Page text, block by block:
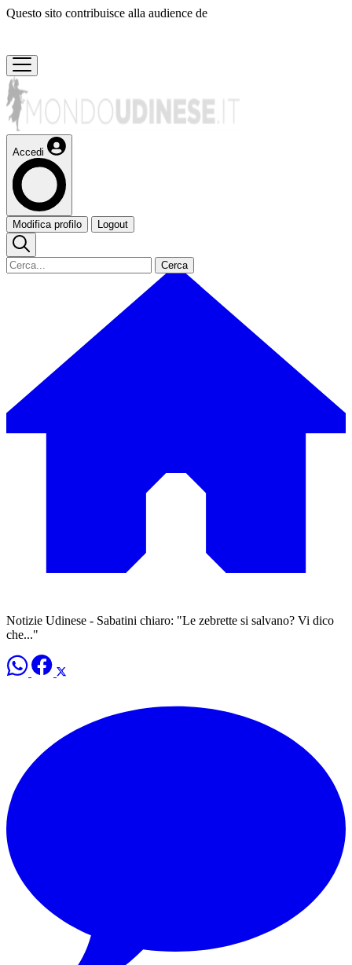
Questo sito contribuisce alla audience de
Accedi
Modifica profilo Logout
Cerca
Notizie Udinese - Sabatini chiaro: "Le zebrette si salvano? Vi dico
che..."